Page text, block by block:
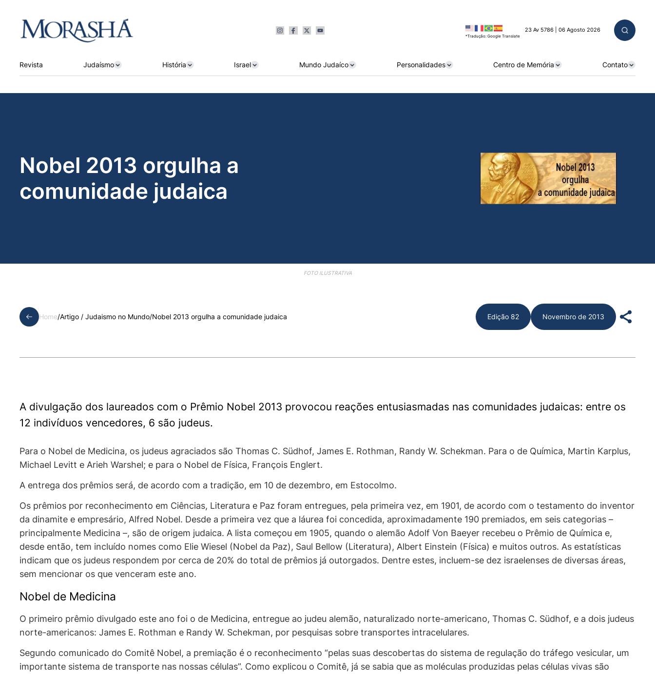
*Tradução: Google Translate
23 Av 5786 | 06 Agosto 2026
Revista Judaísmo História Israel Mundo Judaíco Personalidades Centro de Memória Contato
Nobel 2013 orgulha a
comunidade judaica
FOTO ILUSTRATIVA
Home/Artigo / Judaismo no Mundo/Nobel 2013 orgulha a comunidade judaica Edição 82 Novembro de 2013
A divulgação dos laureados com o Prêmio Nobel 2013 provocou reações entusiasmadas nas comunidades judaicas: entre os
12 indivíduos vencedores, 6 são judeus.
Para o Nobel de Medicina, os judeus agraciados são Thomas C. Südhof, James E. Rothman, Randy W. Schekman. Para o de Química, Martin Karplus,
Michael Levitt e Arieh Warshel; e para o Nobel de Física, François Englert.
A entrega dos prêmios será, de acordo com a tradição, em 10 de dezembro, em Estocolmo.
Os prêmios por reconhecimento em Ciências, Literatura e Paz foram entregues, pela primeira vez, em 1901, de acordo com o testamento do inventor
da dinamite e empresário, Alfred Nobel. Desde a primeira vez que a láurea foi concedida, aproximadamente 190 premiados, em seis categorias –
principalmente Medicina –, são de origem judaica. A lista começou em 1905, quando o alemão Adolf Von Baeyer recebeu o Prêmio de Química e,
desde então, tem incluído nomes como Elie Wiesel (Nobel da Paz), Saul Bellow (Literatura), Albert Einstein (Física) e muitos outros. As estatísticas
indicam que os judeus respondem por cerca de 20% do total de prêmios já outorgados. Dentre estes, incluem-se dez israelenses de diversas áreas,
sem mencionar os que venceram este ano.
Nobel de Medicina
O primeiro prêmio divulgado este ano foi o de Medicina, entregue ao judeu alemão, naturalizado norte-americano, Thomas C. Südhof, e a dois judeus
norte-americanos: James E. Rothman e Randy W. Schekman, por pesquisas sobre transportes intracelulares.
Segundo comunicado do Comitê Nobel, a premiação é o reconhecimento “pelas suas descobertas do sistema de regulação do tráfego vesicular, um
importante sistema de transporte nas nossas células”. Como explicou o Comitê, já se sabia que as moléculas produzidas pelas células vivas são